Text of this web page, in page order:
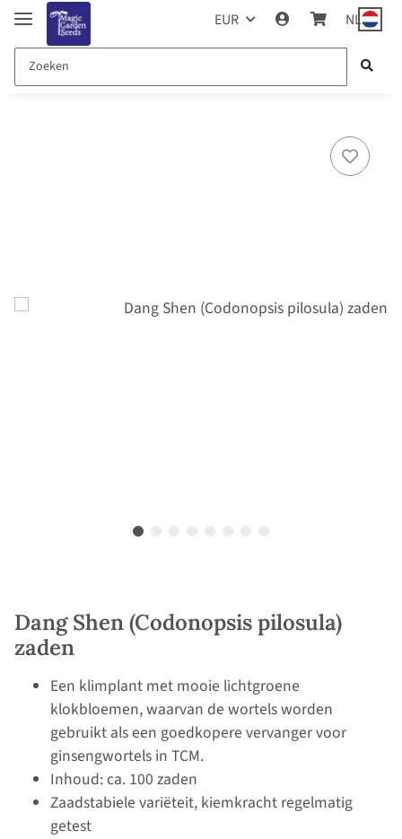
EUR NL
Dang Shen (Codonopsis pilosula)
zaden
Een klimplant met mooie lichtgroene
klokbloemen, waarvan de wortels worden
gebruikt als een goedkopere vervanger voor
ginsengwortels in TCM.
Inhoud: ca. 100 zaden
Zaadstabiele variëteit, kiemkracht regelmatig
getest